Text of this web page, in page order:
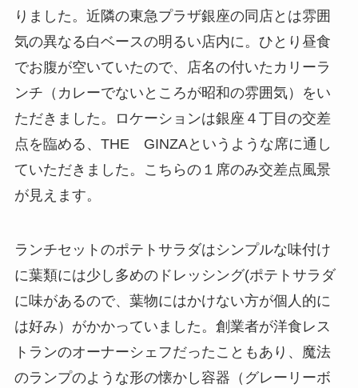
りました。近隣の東急プラザ銀座の同店とは雰囲
気の異なる白ベースの明るい店内に。ひとり昼食
でお腹が空いていたので、店名の付いたカリーラ
ンチ（カレーでないところが昭和の雰囲気）をい
ただきました。ロケーションは銀座４丁目の交差
点を臨める、THE GINZAというような席に通し
ていただきました。こちらの１席のみ交差点風景
が見えます。
ランチセットのポテトサラダはシンプルな味付け
に葉類には少し多めのドレッシング(ポテトサラダ
に味があるので、葉物にはかけない方が個人的に
は好み）がかかっていました。創業者が洋食レス
トランのオーナーシェフだったこともあり、魔法
のランプのような形の懐かし容器（グレーリーボ